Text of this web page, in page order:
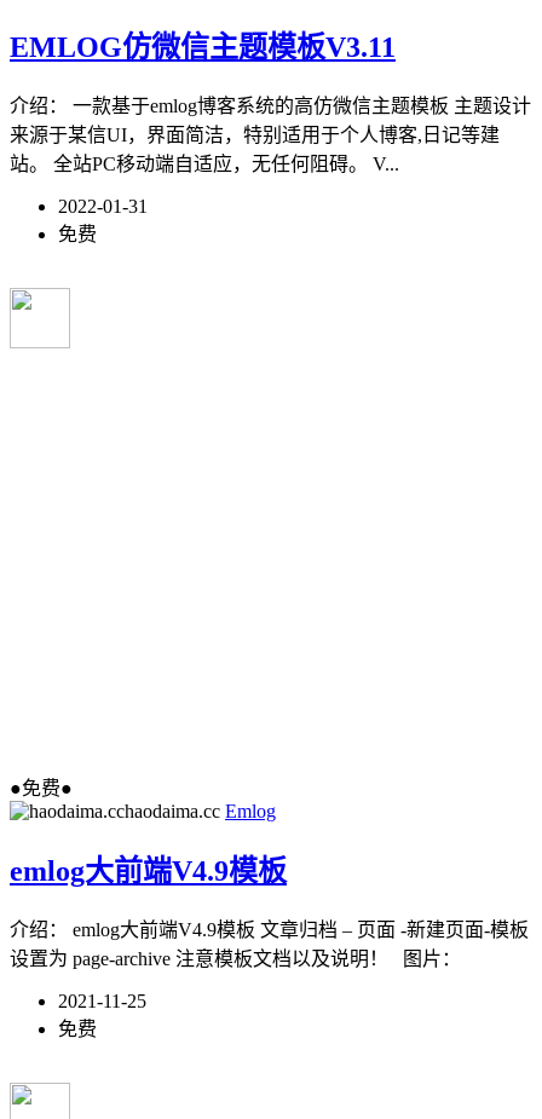
EMLOG仿微信主题模板V3.11
介绍： 一款基于emlog博客系统的高仿微信主题模板 主题设计
来源于某信UI，界面简洁，特别适用于个人博客,日记等建
站。 全站PC移动端自适应，无任何阻碍。 V...
2022-01-31
免费
●免费●
haodaima.cc Emlog
emlog大前端V4.9模板
介绍： emlog大前端V4.9模板 文章归档 – 页面 -新建页面-模板
设置为 page-archive 注意模板文档以及说明！ 图片：
2021-11-25
免费